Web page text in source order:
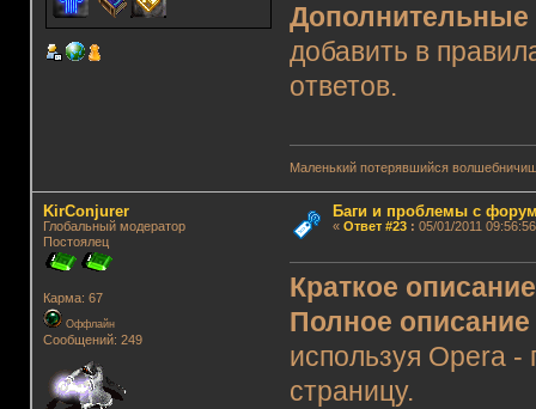
Дополнительные
добавить в
ответов.
Маленький потерявшийся
KirConjurer
Глобальный модератор
Постоялец
Карма: 67
Оффлайн
Сообщений: 249
Баги и проблемы с
« Ответ #23: 05/01/2011
Краткое
Полное
используя Opera -
страницу.